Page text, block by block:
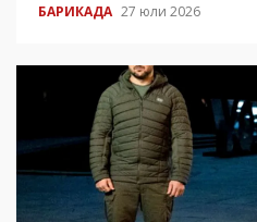
БАРИКАДА 27 юли 2026